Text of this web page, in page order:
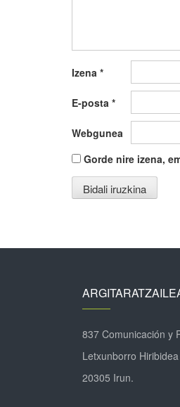
Izena *
E-posta *
Webgunea
Gorde nire izena,
837 Comunicación y
Letxunborro
20305 Irun.